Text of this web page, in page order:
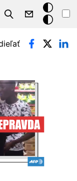
Search
Tmavý
režim